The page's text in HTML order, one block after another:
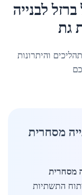
ברזל לבנייה
גת
והיתרונות
מסחרית
מסחרית
התשתיות